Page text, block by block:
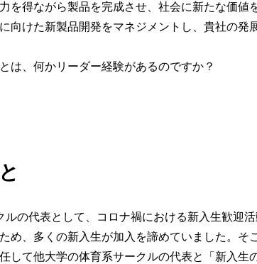
を得ながら製品を完成させ、社会に新たな価値
向けた新製品開発をマネジメントし、貴社の発
は、何かリーダー経験があるのですか？
の代表として、コロナ禍における新入生歓迎
め、多くの新入生が加入を諦めていました。
して他大学の体育系サークルの代表と「新入生